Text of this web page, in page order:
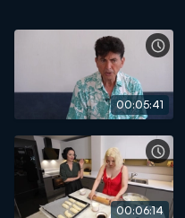
00:05:41
00:06:14